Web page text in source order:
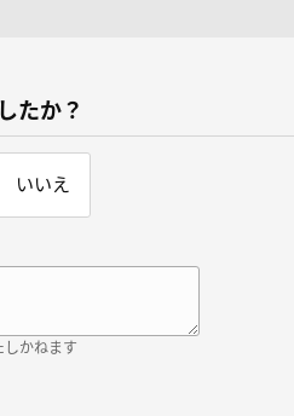
たか？
いいえ
しかねます